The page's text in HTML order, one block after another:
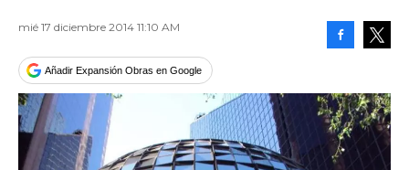
mié 17 diciembre 2014 11:10 AM
Añadir Expansión Obras en Google